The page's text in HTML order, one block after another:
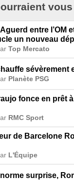
entre l’OM
un nouveau
Top Mercato
Planète PSG
fonce en prêt
RMC Sport
de Barcelone
L'Équipe
surprise,